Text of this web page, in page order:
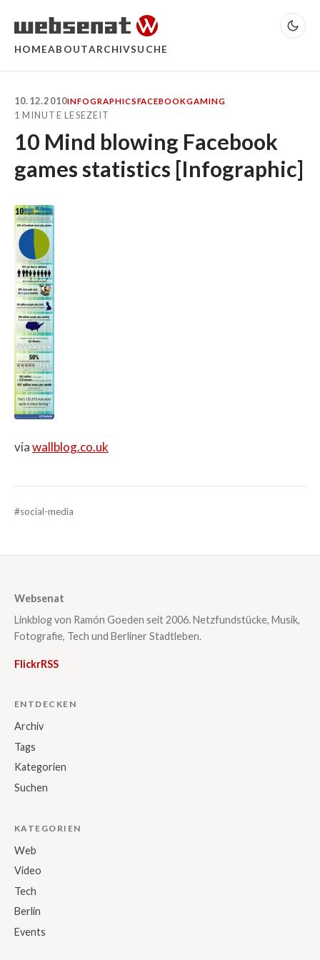
HOMEABOUTARCHIVSUCHE
10.12.2010INFOGRAPHICSFACEBOOKGAMING
1 MINUTE LESEZEIT
10 Mind blowing Facebook
games statistics [Infographic]
viawallblog.co.uk
#social-media
Websenat
Linkblog von Ramón Goeden seit 2006. Netzfundstücke, Musik,
Fotografie, Tech und Berliner Stadtleben.
FlickrRSS
ENTDECKEN
Archiv
Tags
Kategorien
Suchen
KATEGORIEN
Web
Video
Tech
Berlin
Events